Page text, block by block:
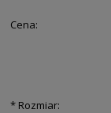
Cena:
* Rozmiar: